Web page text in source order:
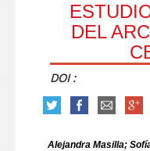
DEL
DOI :
Alejandra Masilla;